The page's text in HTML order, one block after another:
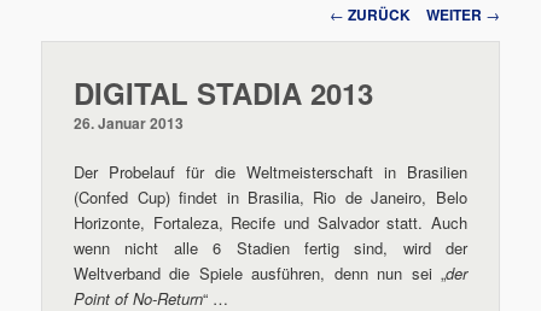
Beitrags-
Navigation
← ZURÜCK WEITER →
DIGITAL STADIA 2013
26. Januar 2013
Der Probelauf für die Weltmeisterschaft in Brasilien
(Confed Cup) findet in Brasilia, Rio de Janeiro, Belo
Horizonte, Fortaleza, Recife und Salvador statt. Auch
wenn nicht alle 6 Stadien fertig sind, wird der
Weltverband die Spiele ausführen, denn nun sei „der
Point of No-Return“ …